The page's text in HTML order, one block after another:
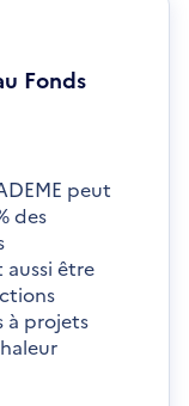
Fonds
peut
des
aussi être
à projets